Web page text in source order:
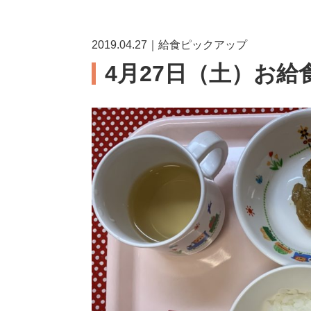
2019.04.27｜給食ピックアップ
4月27日（土）お給